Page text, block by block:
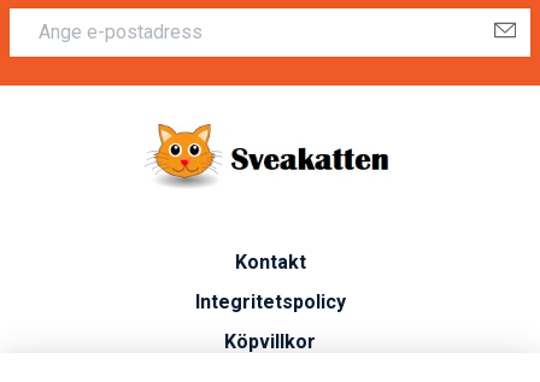
Kontakt
Integritetspolicy
Köpvillkor